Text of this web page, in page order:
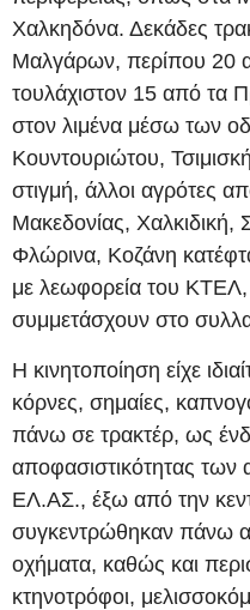
Χαλκηδόνα. Δεκάδες
Μαλγάρων, περίπου 20
τουλάχιστον 15 από τα
στον λιμένα μέσω των
Κουντουριώτου,
στιγμή, άλλοι αγρότες
Μακεδονίας, Χαλκιδική,
Φλώρινα, Κοζάνη
με λεωφορεία του ΚΤΕΛ,
συμμετάσχουν στο
Η κινητοποίηση είχε
κόρνες, σημαίες,
πάνω σε τρακτέρ, ως
αποφασιστικότητας
ΕΛ.ΑΣ., έξω από την
συγκεντρώθηκαν πάνω
οχήματα, καθώς και
κτηνοτρόφοι,